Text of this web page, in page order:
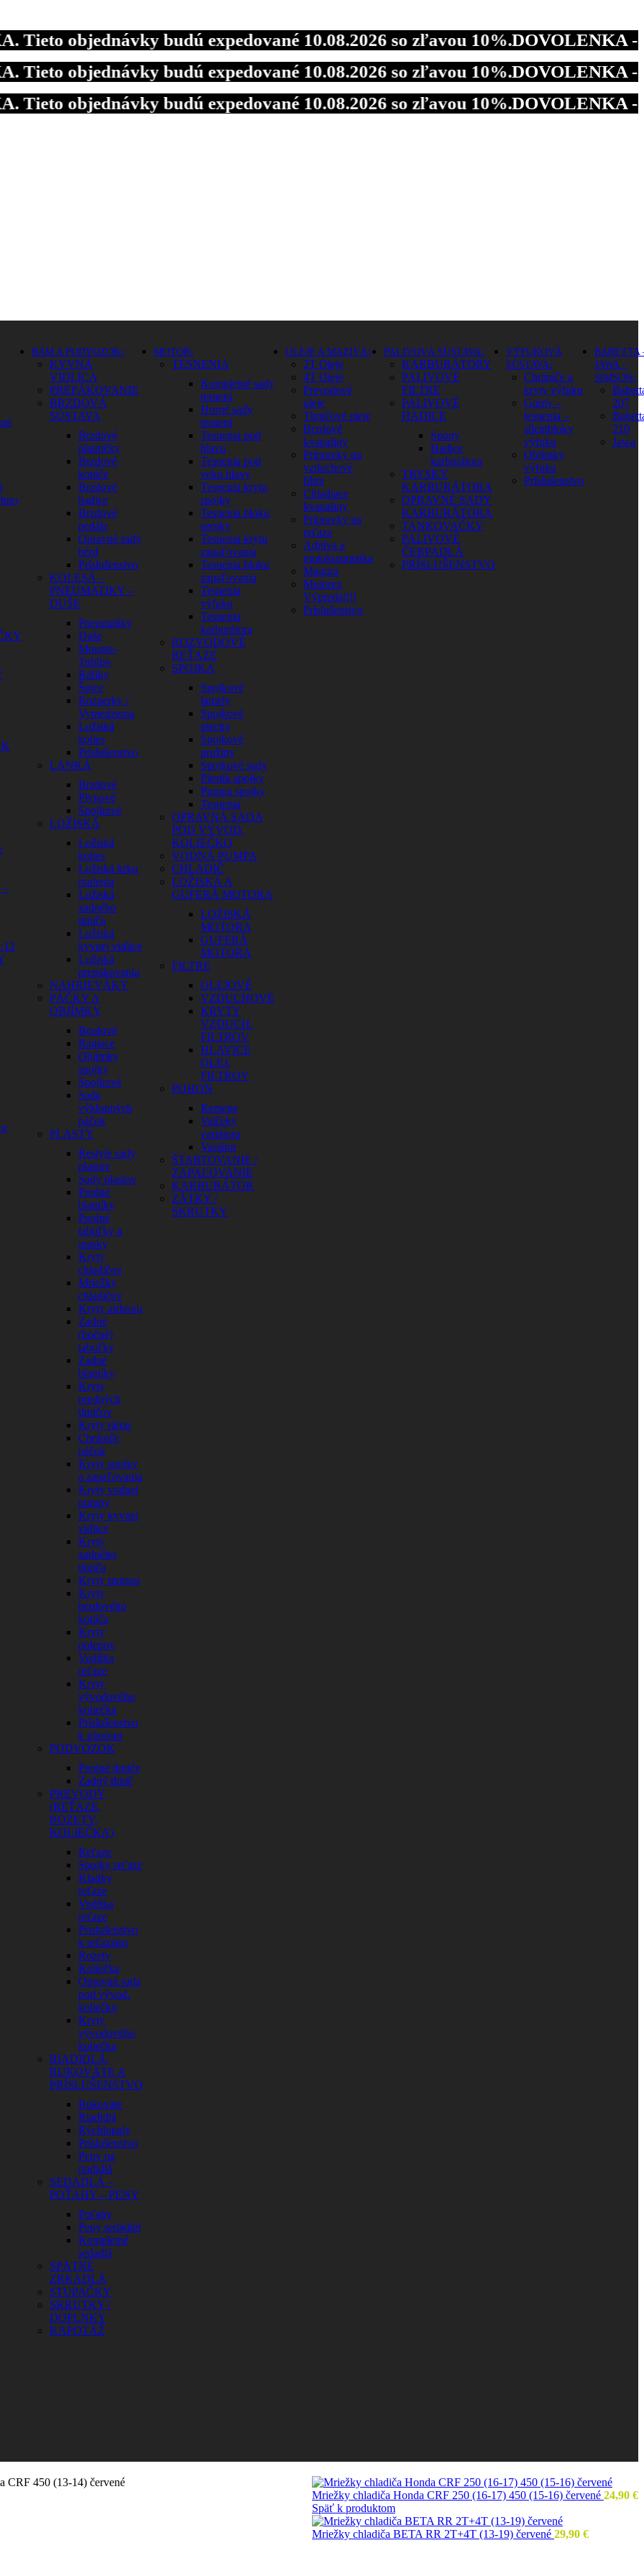
budú expedované 10.08.2026 so zľavou 10%.DOVOLENKA - Od
budú expedované 10.08.2026 so zľavou 10%.DOVOLENKA - Od
budú expedované 10.08.2026 so zľavou 10%.DOVOLENKA - Od
–
RÁM A PODVOZOK
KYVNÁ
VIDLICA
PREPÁKOVANIE
BRZDOVÁ
SÚSTAVA
Brzdové
platničky
Brzdové
kotúče
Brzdové
hadice
Brzdové
pedále
Opravné sady
bŕzd
Príslušenstvo
KOLESÁ –
PNEUMATIKY –
DUŠE
Pneumatiky
Duše
Mousse-
Tubliss
Ráfiky
Špice
Rozperky /
Vymedzenia
Ložiská
kolies
Príslušenstvo
LANKÁ
Brzdové
Plynové
Spojkové
LOŽISKÁ
Ložiská
kolies
Ložiská krku
riadenia
Ložiská
zadného
tlmiča
Ložiská
kyvnej vidlice
Ložiská
prepákovania
NAHRIEVÁKY
PÁČKY A
OBJÍMKY
Brzdové
Radiace
Objímky
spojky
Spojkové
Sada
výklopných
páčok
PLASTY
Restyle sady
plastov
Sady plastov
Predné
blatníky
Predné
tabuľky a
masky
Kryty
chladičov
Mriežky
chladičov
Kryty airboxu
Zadné
(bočné)
tabuľky
Zadné
blatníky
Kryty
predných
tlmičov
Kryty rámu
Chrániče
páčok
Kryty spojky
a zapaľovania
Kryty vodnej
pumpy
Kryty kyvnej
vidlice
Kryty
zadného
tlmiča
Kryty motora
Kryty
brzdového
kotúča
Kryty
polepov
Vodítka
reťaze
Kryty
vývodového
koliečka
Príslušenstvo
k plastom
PODVOZOK
Predné tlmiče
Zadný tlmič
PREVODY
(REŤAZE,
ROZETY,
KOLIEČKA)
Reťaze
Spojky reťaze
Kladky
reťaze
Vodítka
reťaze
Príslušenstvo
k reťaziam
Rozety
Koliečka
Opravná sada
pod vývod.
koliečko
Kryty
vývodového
koliečka
RIADIDLÁ,
RUKOVÄTE A
PRÍSLUŠENSTVO
Rukoväte
Riadidlá
Rýchlopaly
Príslušenstvo
Peny na
riadidlá
SEDADLÁ –
POŤAHY – PENY
Poťahy
Peny sedadiel
Kompletné
sedadlá
SPÄTNÉ
ZRKADLÁ
STUPAČKY
SKRUTKY /
DOPLNKY
KAPOTÁŽ
MOTOR
TESNENIA
Kompletné sady
tesnení
Horné sady
tesnení
Tesnenia pod
hlavu
Tesnenia pod
veko hlavy
Tesnenia krytu
spojky
Tesnenia bloku
spojky
Tesnenia krytu
zapaľovania
Tesnenia bloku
zapaľovania
Tesnenia
výfuku
Tesnenia
karburátora
ROZVODOVÉ
REŤAZE
SPOJKA
Spojkové
lamely
Spojkové
plechy
Spojkové
pružiny
Spojkové sady
Piestik spojky
Pumpa spojky
Tesnenia
OPRAVNÁ SADA
POD VÝVOD.
KOLIEČKO
VODNÁ PUMPA
CHLADIČ
LOŽISKÁ A
GUFERÁ MOTORA
LOŽISKÁ
MOTORA
GUFERÁ
MOTORA
FILTRE
OLEJOVÉ
VZDUCHOVÉ
KRYTY
VZDUCH.
FILTROV
HLAVICE
OLEJ.
FILTROV
POHON
Remene
Valčeky
variátora
Variátor
ŠTARTOVANIE /
ZAPAĽOVANIE
KARBURÁTOR
ZÁTKY /
SKRUTKY
OLEJE A MAZIVÁ
2T Oleje
4T Oleje
Prevodové
oleje
Tlmičové oleje
Brzdové
kvapaliny
Prípravky na
vzduchové
filtre
Chladiace
kvapaliny
Prípravky na
reťaze
Aditíva a
motokozmetika
Magura
Motorex
Výpredaj!!!
Príslušenstvo
PALIVOVÁ SÚSTAVA
KARBURÁTORY
PALIVOVÉ
FILTRE
PALIVOVÉ
HADICE
Spony
Hadice
karburátora
TRYSKY
KARBURÁTORA
OPRAVNÉ SADY
KARBURÁTORA
TANKOVAČKY
PALIVOVÉ
ČERPADLÁ
PRÍSLUŠENSTVO
VÝFUKOVÁ
SÚSTAVA
Chrániče a
kryty výfuku
Gumy –
tesnenia –
silentbloky
výfuku
Objímky
výfuku
Príslušenstvo
BABETTA
JAWA –
SIMSON
207
210
Jawa
CRF 450 (13-14) červené
Mriežky chladiča Honda CRF 250 (16-17) 450 (15-16) červené 24,90 €
Späť k produktom
Mriežky chladiča BETA RR 2T+4T (13-19) červené 29,90 €